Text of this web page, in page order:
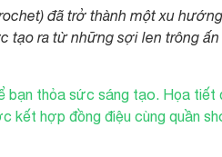
đã trở thành một xu hướng
tạo ra từ những sợi len trông ấn